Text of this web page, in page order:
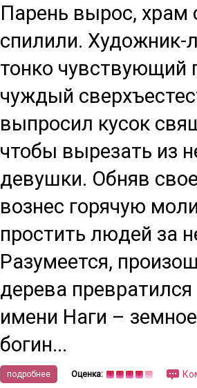
Парень вырос, храм
спилили. Художник-
тонко чувствующий
чуждый
выпросил кусок
чтобы вырезать из
девушки. Обняв
вознес горячую
простить людей за
Разумеется,
дерева
имени Наги –
богин...
подробнее Оценка: